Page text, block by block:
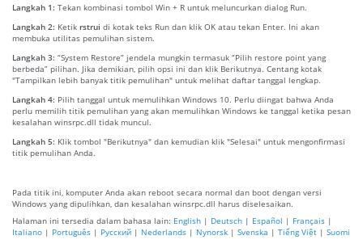
Langkah 1: Tekan kombinasi tombol Win + R untuk meluncurkan dialog Run.
Langkah 2: Ketik rstrui di kotak teks Run dan klik OK atau tekan Enter. Ini akan
membuka utilitas pemulihan sistem.
Langkah 3: “System Restore” jendela mungkin termasuk “Pilih restore point yang
berbeda” pilihan. Jika demikian, pilih opsi ini dan klik Berikutnya. Centang kotak
"Tampilkan lebih banyak titik pemulihan" untuk melihat daftar tanggal lengkap.
Langkah 4: Pilih tanggal untuk memulihkan Windows 10. Perlu diingat bahwa Anda
perlu memilih titik pemulihan yang akan memulihkan Windows ke tanggal ketika pesan
kesalahan winsrpc.dll tidak muncul.
Langkah 5: Klik tombol "Berikutnya" dan kemudian klik "Selesai" untuk mengonfirmasi
titik pemulihan Anda.
Pada titik ini, komputer Anda akan reboot secara normal dan boot dengan versi
Windows yang dipulihkan, dan kesalahan winsrpc.dll harus diselesaikan.
Halaman ini tersedia dalam bahasa lain: English | Deutsch | Español | Français |
Italiano | Português | Русский | Nederlands | Nynorsk | Svenska | Tiếng Việt | Suomi